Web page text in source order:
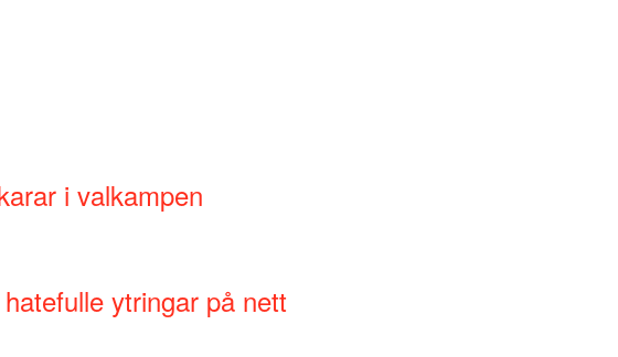
i valkampen
ytringar på nett